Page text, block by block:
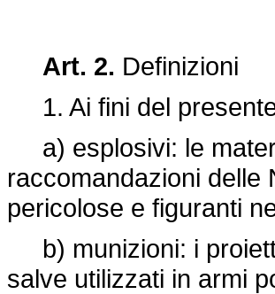
Art. 2. Definizioni
1. Ai fini del
a) esplosivi: le
raccomandazioni delle
pericolose e figuranti
b) munizioni: i
salve utilizzati in armi